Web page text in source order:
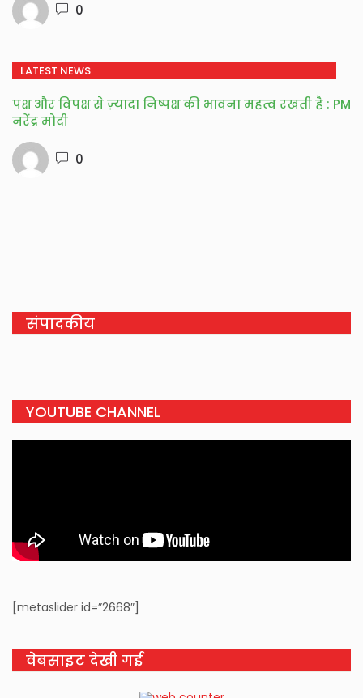
0
LATEST NEWS
पक्ष और विपक्ष से ज़्यादा निष्पक्ष की भावना महत्व रखती है : PM
नरेंद्र मोदी
0
संपादकीय
YOUTUBE CHANNEL
[metaslider id=”2668″]
वेबसाइट देखी गई